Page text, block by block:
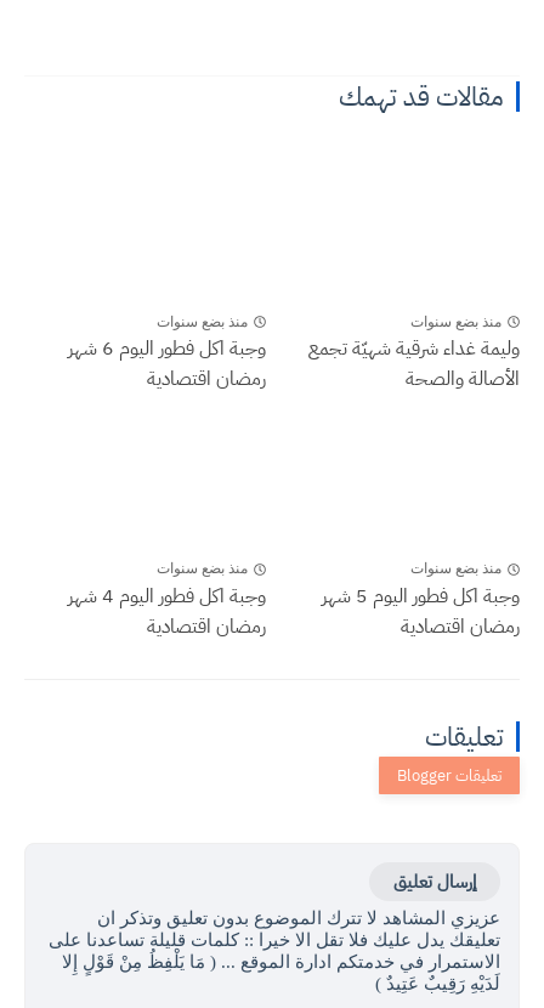
مقالات قد تهمك
منذ بضع سنوات
وليمة غداء شرقية شهيّة تجمع
الأصالة والصحة
منذ بضع سنوات
وجبة اكل فطور اليوم 6 شهر
رمضان اقتصادية
منذ بضع سنوات
وجبة اكل فطور اليوم 5 شهر
رمضان اقتصادية
منذ بضع سنوات
وجبة اكل فطور اليوم 4 شهر
رمضان اقتصادية
تعليقات
إرسال تعليق
عزيزي المشاهد لا تترك الموضوع بدون تعليق وتذكر ان
تعليقك يدل عليك فلا تقل الا خيرا :: كلمات قليلة تساعدنا على
الاستمرار في خدمتكم ادارة الموقع ... ( مَا يَلْفِظُ مِنْ قَوْلٍ إِلا
لَدَيْهِ رَقِيبٌ عَتِيدٌ )